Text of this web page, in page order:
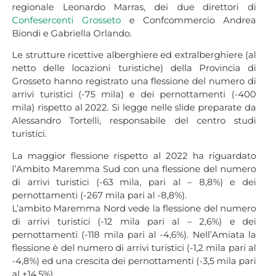
regionale Leonardo Marras, dei due direttori di
Confesercenti Grosseto e Confcommercio Andrea
Biondi e Gabriella Orlando.
Le strutture ricettive alberghiere ed extralberghiere (al
netto delle locazioni turistiche) della Provincia di
Grosseto hanno registrato una flessione del numero di
arrivi turistici (-75 mila) e dei pernottamenti (-400
mila) rispetto al 2022. Si legge nelle slide preparate da
Alessandro Tortelli, responsabile del centro studi
turistici.
La maggior flessione rispetto al 2022 ha riguardato
l’Ambito Maremma Sud con una flessione del numero
di arrivi turistici (-63 mila, pari al – 8,8%) e dei
pernottamenti (-267 mila pari al -8,8%).
L’ambito Maremma Nord vede la flessione del numero
di arrivi turistici (-12 mila pari al – 2,6%) e dei
pernottamenti (-118 mila pari al -4,6%). Nell’Amiata la
flessione è del numero di arrivi turistici (-1,2 mila pari al
-4,8%) ed una crescita dei pernottamenti (-3,5 mila pari
al +14,5%).